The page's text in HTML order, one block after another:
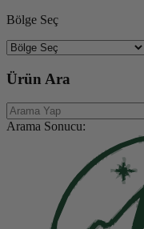
Bölge Seç
Ürün Ara
Arama Sonucu: